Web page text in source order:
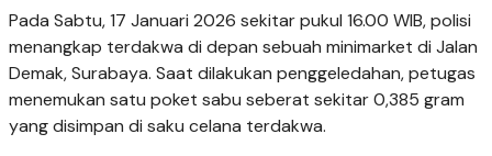
Pada Sabtu, 17 Januari 2026 sekitar pukul 16.00 WIB, polisi
menangkap terdakwa di depan sebuah minimarket di Jalan
Demak, Surabaya. Saat dilakukan penggeledahan, petugas
menemukan satu poket sabu seberat sekitar 0,385 gram
yang disimpan di saku celana terdakwa.